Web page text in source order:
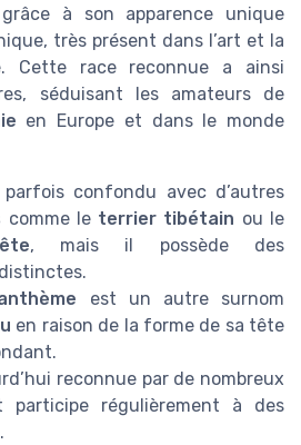
à son apparence unique
très présent dans l’art et la
Cette race reconnue a ainsi
séduisant les amateurs de
en Europe et dans le monde
confondu avec d’autres
comme le terrier tibétain ou le
, mais il possède des
est un autre surnom
en raison de la forme de sa tête
reconnue par de nombreux
participe régulièrement à des
.